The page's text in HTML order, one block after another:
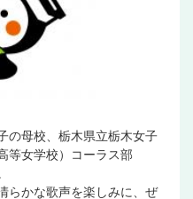
の母校、栃木県立栃木女子
等女学校）コーラス部
らかな歌声を楽しみに、ぜ